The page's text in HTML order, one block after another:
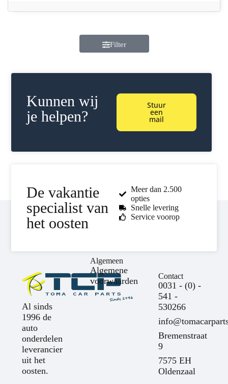
Filter
Kunnen wij
je helpen?
Stuur
een
mail
De vakantie
specialist van
het oosten
Meer dan 2.500
opties
Snelle levering
Service voorop
Al sinds
1996 de
auto
onderdelen
leverancier
uit het
oosten.
Algemeen
Algemene
voorwaarden
Contact
0031 - (0) -
541 -
530266
Bremenstraat
9
7575 EH
Oldenzaal